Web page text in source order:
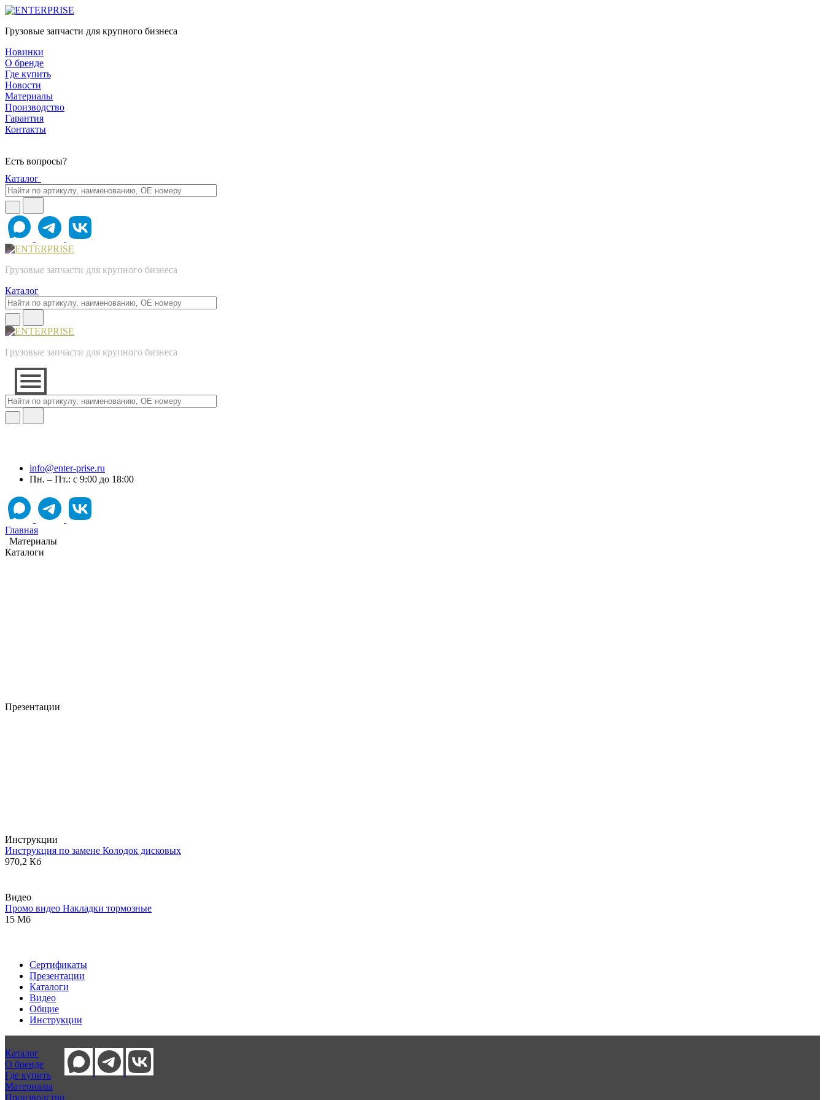
Грузовые запчасти для крупного бизнеса
Новинки
О бренде
Где купить
Новости
Материалы
Производство
Гарантия
Контакты
Есть вопросы?
Каталог
Грузовые запчасти для крупного бизнеса
Каталог
Грузовые запчасти для крупного бизнеса
info@enter-prise.ru
Пн. – Пт.: с 9:00 до 18:00
Главная
Материалы
Каталоги
Презентации
Инструкции
Инструкция по замене Колодок дисковых
970,2 Кб
Видео
Промо видео Накладки тормозные
15 Мб
Сертификаты
Презентации
Каталоги
Видео
Общие
Инструкции
Каталог
О бренде
Где купить
Материалы
Производство